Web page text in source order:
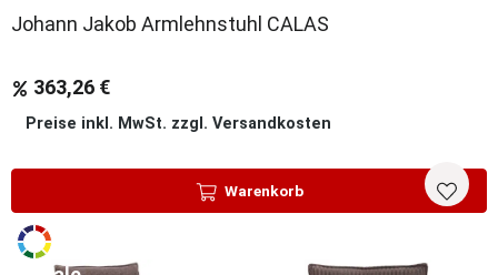
Johann Jakob Armlehnstuhl CALAS
363,26 €
Preise inkl. MwSt. zzgl. Versandkosten
Warenkorb